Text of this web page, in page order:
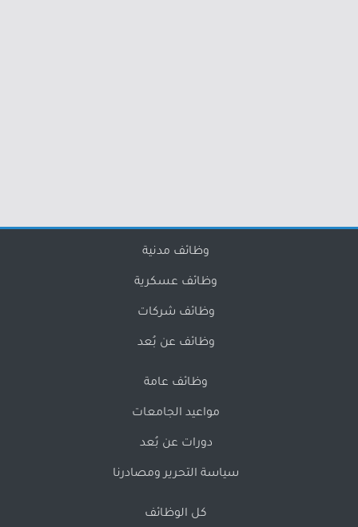
وظائف مدنية
وظائف عسكرية
وظائف شركات
وظائف عن بُعد
وظائف عامة
مواعيد الجامعات
دورات عن بُعد
سياسة التحرير ومصادرنا
كل الوظائف